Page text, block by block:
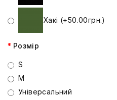
Хакі (+50.00грн.)
Розмір
S
M
Універсальний